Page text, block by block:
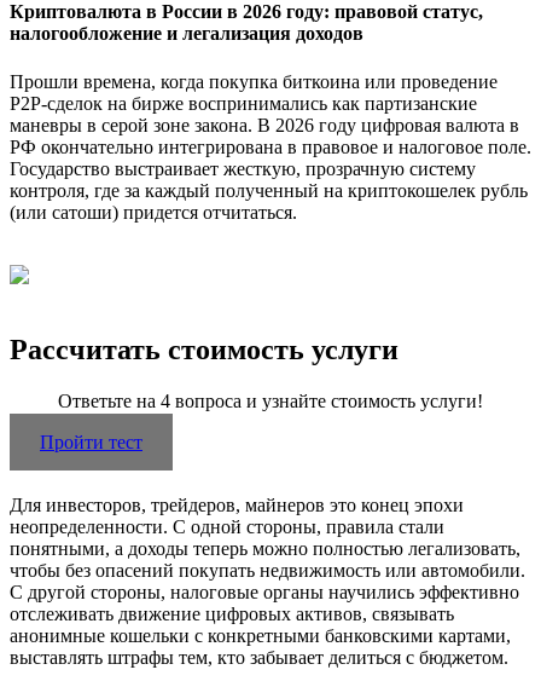
Криптовалюта в России в 2026 году: правовой статус,
налогообложение и легализация доходов
Прошли времена, когда покупка биткоина или проведение
P2P-сделок на бирже воспринимались как партизанские
маневры в серой зоне закона. В 2026 году цифровая валюта в
РФ окончательно интегрирована в правовое и налоговое поле.
Государство выстраивает жесткую, прозрачную систему
контроля, где за каждый полученный на криптокошелек рубль
(или сатоши) придется отчитаться.
Рассчитать стоимость услуги
Ответьте на 4 вопроса и узнайте стоимость услуги!
Пройти тест
Для инвесторов, трейдеров, майнеров это конец эпохи
неопределенности. С одной стороны, правила стали
понятными, а доходы теперь можно полностью легализовать,
чтобы без опасений покупать недвижимость или автомобили.
С другой стороны, налоговые органы научились эффективно
отслеживать движение цифровых активов, связывать
анонимные кошельки с конкретными банковскими картами,
выставлять штрафы тем, кто забывает делиться с бюджетом.